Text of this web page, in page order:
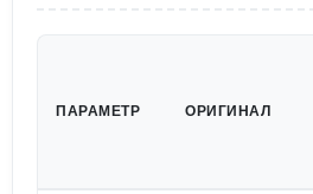
ПАРАМЕТР ОРИГИНАЛ